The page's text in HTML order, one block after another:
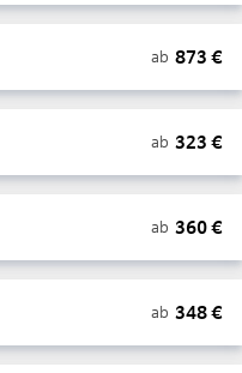
ab 873 €
ab 323 €
ab 360€
ab 348€